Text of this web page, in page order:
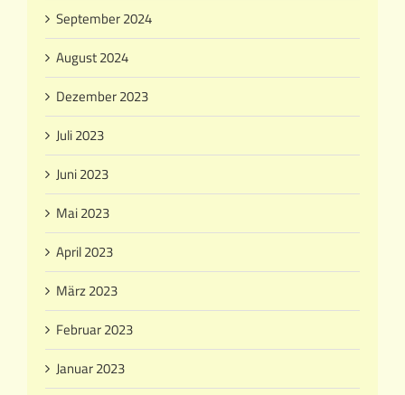
September 2024
August 2024
Dezember 2023
Juli 2023
Juni 2023
Mai 2023
April 2023
März 2023
Februar 2023
Januar 2023